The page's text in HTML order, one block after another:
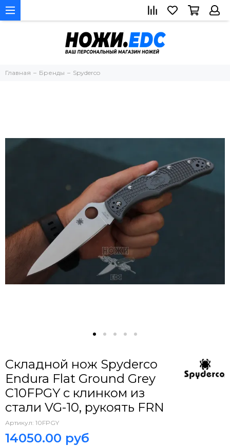
Главная Бренды Spyderco
Складной нож Spyderco
Endura Flat Ground Grey
C10FPGY c клинком из
стали VG-10, рукоять FRN
Артикул: 10FPGY
14050.00 руб